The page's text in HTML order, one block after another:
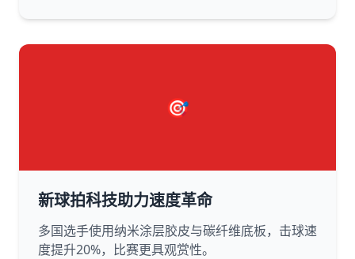
🎯
新球拍科技助力速度革命
多国选手使用纳米涂层胶皮与碳纤维底板，击球速
度提升20%，比赛更具观赏性。